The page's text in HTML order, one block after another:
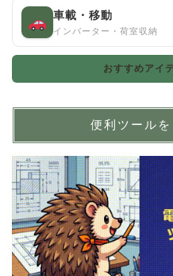
車載・移動
インバーター・荷室収納
おすすめアイ
便利ツールを